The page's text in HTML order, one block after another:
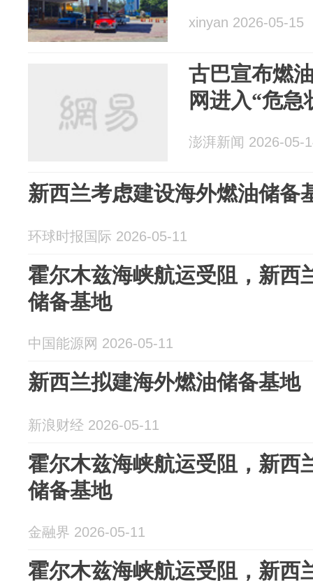
xinyan 2026-05-15
古巴宣布燃
网进入“危急
澎湃新闻 2026-05-
新西兰考虑建设海外燃油储备
环球时报国际 2026-05-11
霍尔木兹海峡航运受阻，新西
储备基地
中国能源网 2026-05-11
新西兰拟建海外燃油储备基地
新浪财经 2026-05-11
霍尔木兹海峡航运受阻，新西
储备基地
金融界 2026-05-11
霍尔木兹海峡航运受阻，新西